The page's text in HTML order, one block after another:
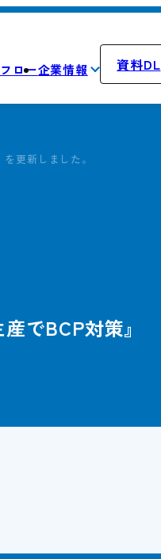
資料DL
ロー企業情報
更新しました。
でBCP対策』